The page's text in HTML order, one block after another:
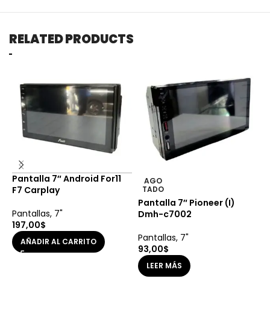
RELATED PRODUCTS
Pantalla 7″ Android For11
F7 Carplay
Pantallas, 7"
197,00$
AÑADIR AL CARRITO
AGO
TADO
Pantalla 7″ Pioneer (I)
Dmh-c7002
Pantallas, 7"
93,00$
LEER MÁS